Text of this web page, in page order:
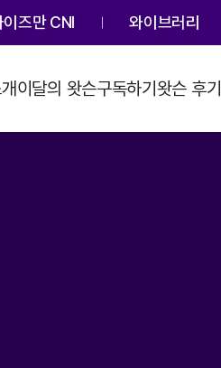
즈만 CNI 와이브러리
이달의 왓슨구독하기 왓슨 후기